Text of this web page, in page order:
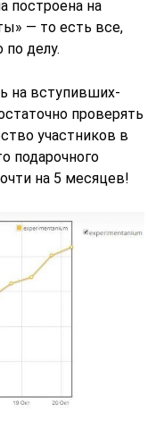
построена на
— то есть все,
по делу.
на вступивших-
проверять
участников в
подарочного
на 5 месяцев!